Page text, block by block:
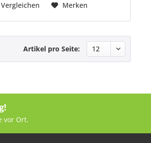
Vergleichen Merken
Artikel pro Seite:
vor Ort.